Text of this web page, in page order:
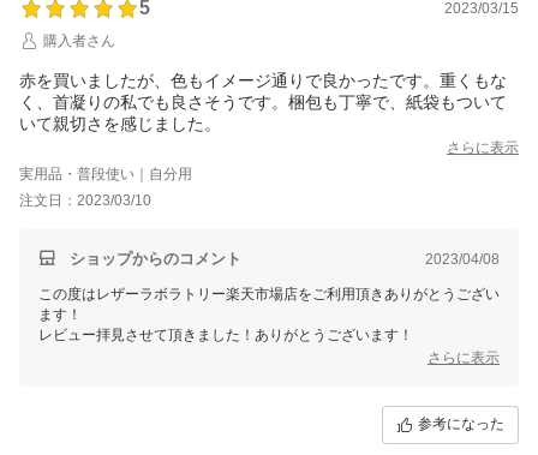
5
2023/03/15
購入者さん
赤を買いましたが、色もイメージ通りで良かったです。重くもな
く、首凝りの私でも良さそうです。梱包も丁寧で、紙袋もついて
いて親切さを感じました。
さらに表示
実用品・普段使い｜自分用
注文日：2023/03/10
ショップからのコメント 2023/04/08
この度はレザーラボラトリー楽天市場店をご利用頂きありがとうござい
ます！
レビュー拝見させて頂きました！ありがとうございます！
さらに表示
参考になった